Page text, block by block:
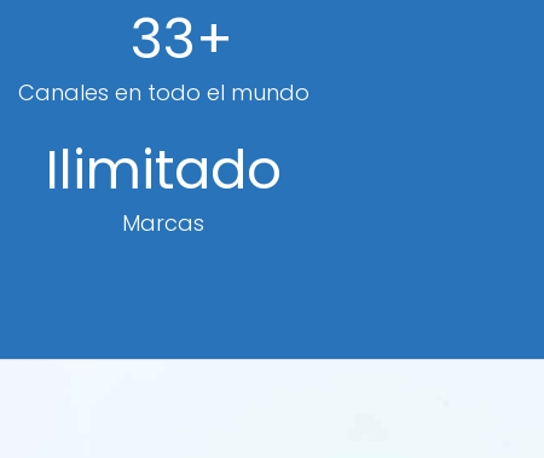
36+
Canales en todo el mundo
Ilimitado
Marcas